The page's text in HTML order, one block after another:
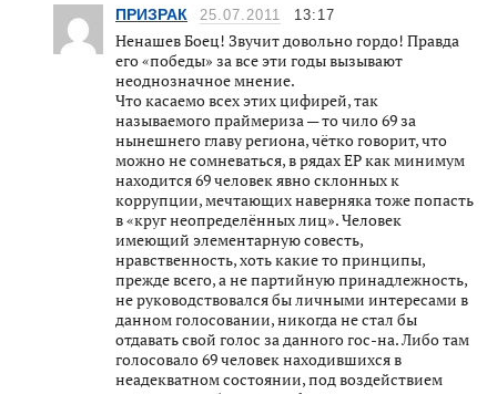
ПРИЗРАК 25.07.2011 13:17
Ненашев Боец! Звучит довольно гордо! Правда
его «победы» за все эти годы вызывают
неоднозначное мнение.
Что касаемо всех этих цифирей, так
называемого праймериза — то чило 69 за
нынешнего главу региона, чётко говорит, что
можно не сомневаться, в рядах ЕР как минимум
находится 69 человек явно склонных к
коррупции, мечтающих наверняка тоже попасть
в «круг неопределённых лиц». Человек
имеющий элементарную совесть,
нравственность, хоть какие то принципы,
прежде всего, а не партийную принадлежность,
не руководствовался бы личными интересами в
данном голосовании, никогда не стал бы
отдавать свой голос за данного гос-на. Либо там
голосовало 69 человек находившихся в
неадекватном состоянии, под воздействием